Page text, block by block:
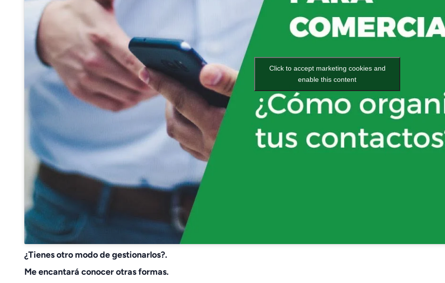
Click to accept marketing cookies and
enable this content
¿Tienes otro modo de gestionarlos?.
Me encantará conocer otras formas.